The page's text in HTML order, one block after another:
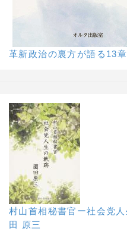
革新政治の裏方が語る13
村山首相秘書官ー社会党
田 原三